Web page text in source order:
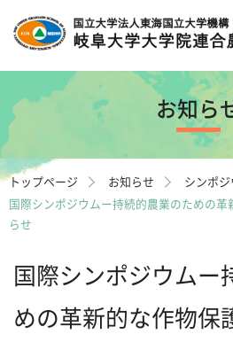
お知ら
トップページ お知らせ
シンポ
国際シンポジウムー持続的農業のための
らせ
国際シンポジウムー
めの革新的な作物保